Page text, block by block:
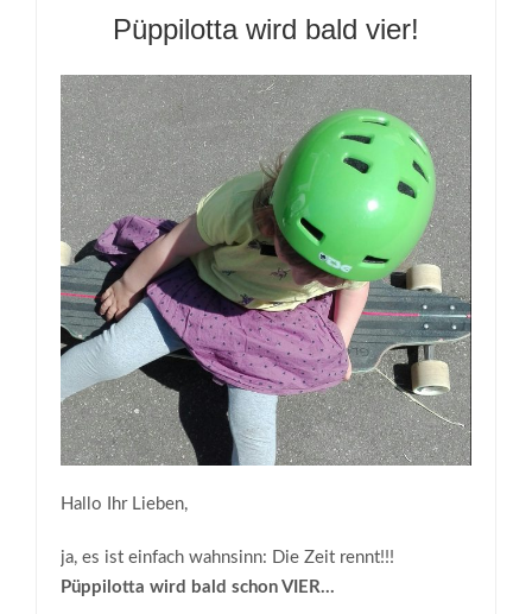
Püppilotta wird bald vier!
Hallo Ihr Lieben,
ja, es ist einfach wahnsinn: Die Zeit rennt!!!
Püppilotta wird bald schon VIER…